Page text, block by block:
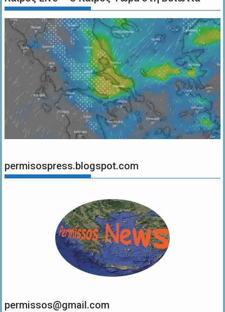
permisospress.blogspot.com
permissos@gmail.com